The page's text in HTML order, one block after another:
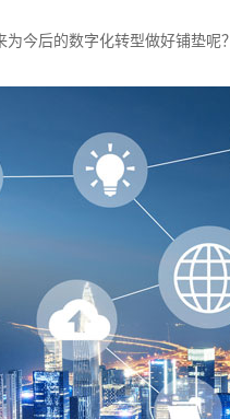
今后的数字化转型做好铺垫呢？